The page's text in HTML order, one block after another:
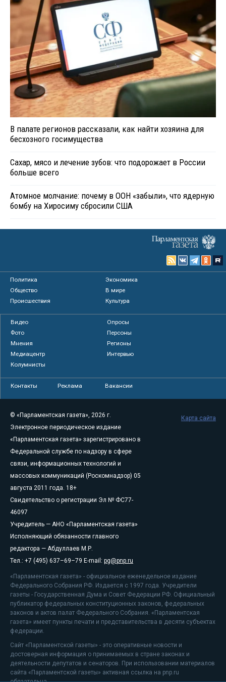
В палате регионов рассказали, как найти хозяина для
бесхозного госимущества
Сахар, мясо и лечение зубов: что подорожает в России
больше всего
Атомное молчание: почему в ООН «забыли», что ядерную
бомбу на Хиросиму сбросили США
Политика
Экономика
Общество
В мире
Происшествия
Культура
Видео
Опросы
Фото
Персоны
Мнения
Регионы
Медиацентр
Интервью
Колумнисты
Контакты Реклама Вакансии
© «Парламентская газета», 2026 г.
Электронное периодическое издание
«Парламентская газета» зарегистрировано в
Федеральной службе по надзору в сфере
связи, информационных технологий и
массовых коммуникаций (Роскомнадзор) 05
августа 2011 года. 18+
Свидетельство о регистрации Эл № ФС77-
46097
Учредитель — АНО «Парламентская газета»
Исполняющий обязанности главного
редактора — Абдуллаев М.Р.
Тел.: +7 (495) 637–69–79 E-mail: pg@pnp.ru
«Парламентская газета» - официальное еженедельное издание
Федерального Собрания РФ. Издается с 1997 года. Учредители
газеты - Государственная Дума и Совет Федерации РФ. Официальный
публикатор федеральных конституционных законов, федеральных
законов и актов палат Федерального Собрания. «Парламентская
газета» имеет пункты печати и представительства в десяти субъектах
федерации.
Сайт «Парламентской газеты» - это оперативные новости и
достоверная информация о принимаемых в стране законах и
деятельности депутатов и сенаторов. При использовании материалов
сайта «Парламентской газеты» активная ссылка на pnp.ru
Карта сайта